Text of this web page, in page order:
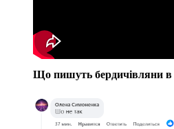
Що пишуть бердичівляни в